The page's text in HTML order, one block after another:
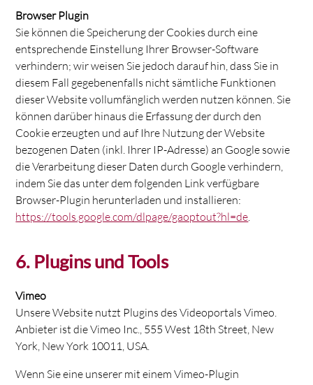
Browser Plugin
Sie können die Speicherung der Cookies durch eine
entsprechende Einstellung Ihrer Browser-Software
verhindern; wir weisen Sie jedoch darauf hin, dass Sie in
diesem Fall gegebenenfalls nicht sämtliche Funktionen
dieser Website vollumfänglich werden nutzen können. Sie
können darüber hinaus die Erfassung der durch den
Cookie erzeugten und auf Ihre Nutzung der Website
bezogenen Daten (inkl. Ihrer IP-Adresse) an Google sowie
die Verarbeitung dieser Daten durch Google verhindern,
indem Sie das unter dem folgenden Link verfügbare
Browser-Plugin herunterladen und installieren:
https://tools.google.com/dlpage/gaoptout?hl=de.
6. Plugins und Tools
Vimeo
Unsere Website nutzt Plugins des Videoportals Vimeo.
Anbieter ist die Vimeo Inc., 555 West 18th Street, New
York, New York 10011, USA.
Wenn Sie eine unserer mit einem Vimeo-Plugin